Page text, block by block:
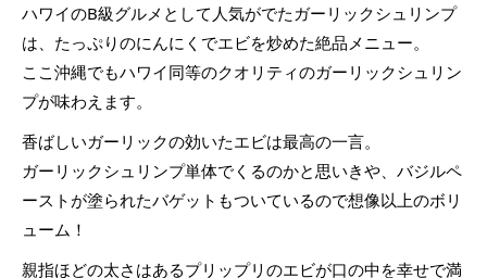
ハワイのB級グルメとして人気がでたガーリックシュリンプ
は、たっぷりのにんにくでエビを炒めた絶品メニュー。
ここ沖縄でもハワイ同等のクオリティのガーリックシュリン
プが味わえます。
香ばしいガーリックの効いたエビは最高の一言。
ガーリックシュリンプ単体でくるのかと思いきや、バジルペ
ーストが塗られたバゲットもついているので想像以上のボリ
ューム！
親指ほどの太さはあるプリップリのエビが口の中を幸せで満